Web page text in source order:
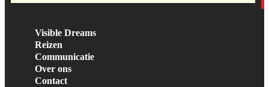
Visible Dreams
Reizen
Communicatie
Over ons
Contact